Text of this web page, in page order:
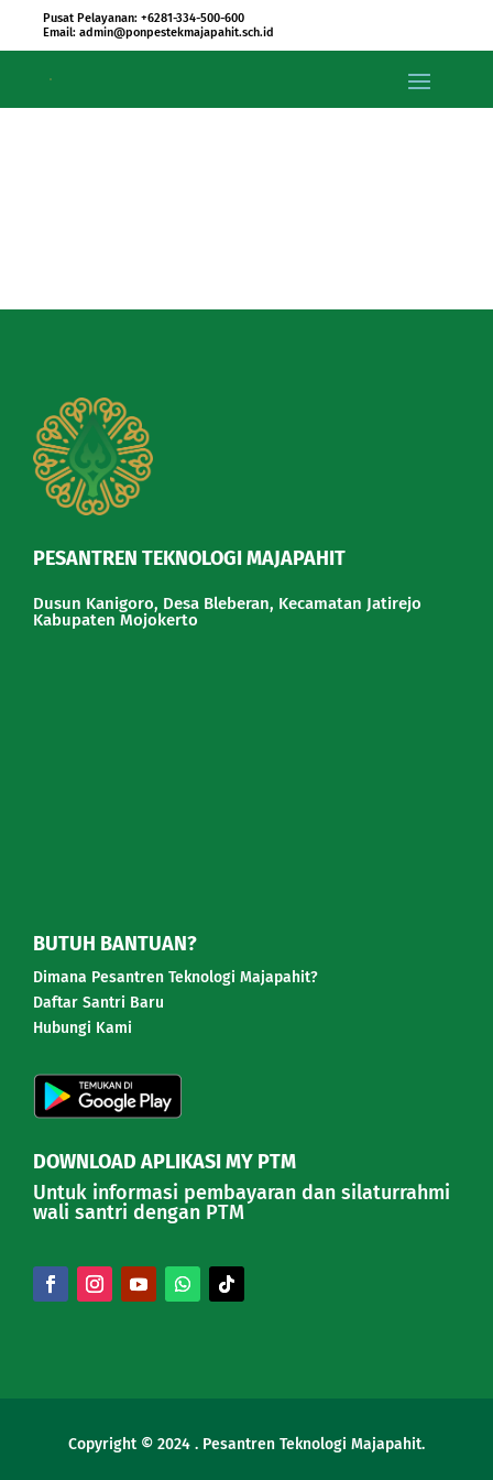
Pusat Pelayanan: +6281-334-500-600
Email: admin@ponpestekmajapahit.sch.id
PESANTREN TEKNOLOGI MAJAPAHIT
Dusun Kanigoro, Desa Bleberan, Kecamatan Jatirejo
Kabupaten Mojokerto
BUTUH BANTUAN?
Dimana Pesantren Teknologi Majapahit?
Daftar Santri Baru
Hubungi Kami
DOWNLOAD APLIKASI MY PTM
Untuk informasi pembayaran dan silaturrahmi
wali santri dengan PTM
Copyright © 2024 . Pesantren Teknologi Majapahit.